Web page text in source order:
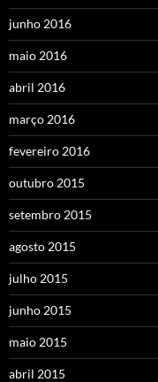
junho 2016
maio 2016
abril 2016
março 2016
fevereiro 2016
outubro 2015
setembro 2015
agosto 2015
julho 2015
junho 2015
maio 2015
abril 2015